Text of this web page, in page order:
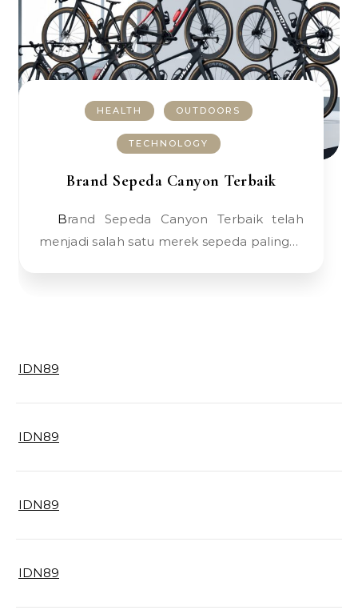
HEALTH OUTDOORS
TECHNOLOGY
Brand Sepeda Canyon Terbaik
Brand Sepeda Canyon Terbaik telah
menjadi salah satu merek sepeda paling…
IDN89
IDN89
IDN89
IDN89